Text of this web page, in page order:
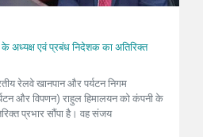
अध्यक्ष एवं प्रबंध निदेशक का अतिरिक्त
रेलवे खानपान और पर्यटन निगम
और विपणन) राहुल हिमालयन को कंपनी के
प्रभार सौंपा है। वह संजय